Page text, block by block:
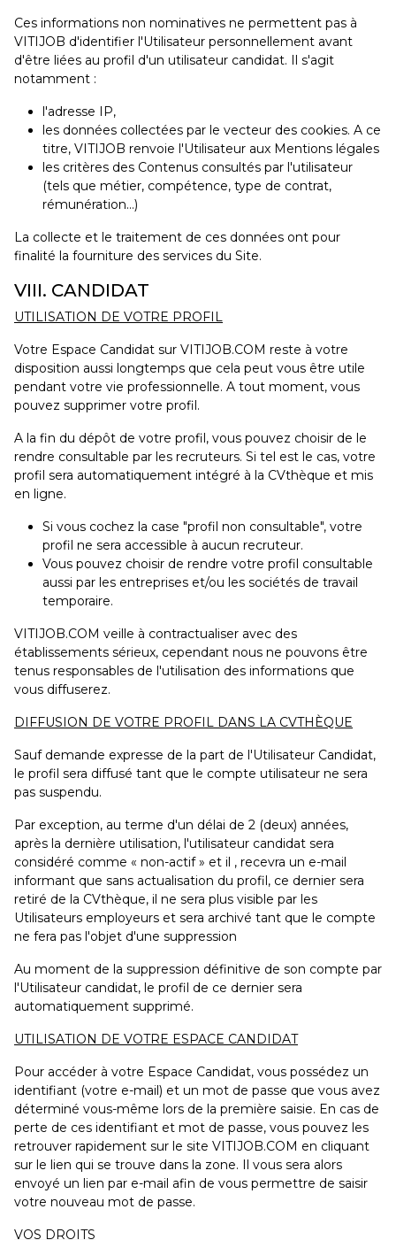
Ces informations non nominatives ne permettent pas à
VITIJOB d'identifier l'Utilisateur personnellement avant
d'être liées au profil d'un utilisateur candidat. Il s'agit
notamment :
l'adresse IP,
les données collectées par le vecteur des cookies. A ce
titre, VITIJOB renvoie l'Utilisateur aux Mentions légales
les critères des Contenus consultés par l'utilisateur
(tels que métier, compétence, type de contrat,
rémunération…)
La collecte et le traitement de ces données ont pour
finalité la fourniture des services du Site.
VIII. CANDIDAT
UTILISATION DE VOTRE PROFIL
Votre Espace Candidat sur VITIJOB.COM reste à votre
disposition aussi longtemps que cela peut vous être utile
pendant votre vie professionnelle. A tout moment, vous
pouvez supprimer votre profil.
A la fin du dépôt de votre profil, vous pouvez choisir de le
rendre consultable par les recruteurs. Si tel est le cas, votre
profil sera automatiquement intégré à la CVthèque et mis
en ligne.
Si vous cochez la case "profil non consultable", votre
profil ne sera accessible à aucun recruteur.
Vous pouvez choisir de rendre votre profil consultable
aussi par les entreprises et/ou les sociétés de travail
temporaire.
VITIJOB.COM veille à contractualiser avec des
établissements sérieux, cependant nous ne pouvons être
tenus responsables de l'utilisation des informations que
vous diffuserez.
DIFFUSION DE VOTRE PROFIL DANS LA CVTHÈQUE
Sauf demande expresse de la part de l'Utilisateur Candidat,
le profil sera diffusé tant que le compte utilisateur ne sera
pas suspendu.
Par exception, au terme d'un délai de 2 (deux) années,
après la dernière utilisation, l'utilisateur candidat sera
considéré comme « non-actif » et il , recevra un e-mail
informant que sans actualisation du profil, ce dernier sera
retiré de la CVthèque, il ne sera plus visible par les
Utilisateurs employeurs et sera archivé tant que le compte
ne fera pas l'objet d'une suppression
Au moment de la suppression définitive de son compte par
l'Utilisateur candidat, le profil de ce dernier sera
automatiquement supprimé.
UTILISATION DE VOTRE ESPACE CANDIDAT
Pour accéder à votre Espace Candidat, vous possédez un
identifiant (votre e-mail) et un mot de passe que vous avez
déterminé vous-même lors de la première saisie. En cas de
perte de ces identifiant et mot de passe, vous pouvez les
retrouver rapidement sur le site VITIJOB.COM en cliquant
sur le lien qui se trouve dans la zone. Il vous sera alors
envoyé un lien par e-mail afin de vous permettre de saisir
votre nouveau mot de passe.
VOS DROITS